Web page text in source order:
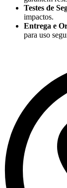
Testes de
impactos.
Entrega e
para uso